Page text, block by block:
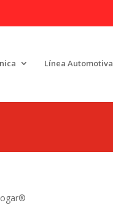
Línea Automotiva